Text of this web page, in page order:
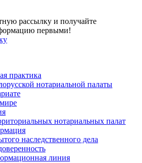
рассылку и получайте
первыми!
практика
нотариальной палаты
нотариальных палат
наследственного дела
линия